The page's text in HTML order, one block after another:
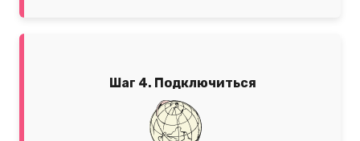
Шаг 4. Подключиться